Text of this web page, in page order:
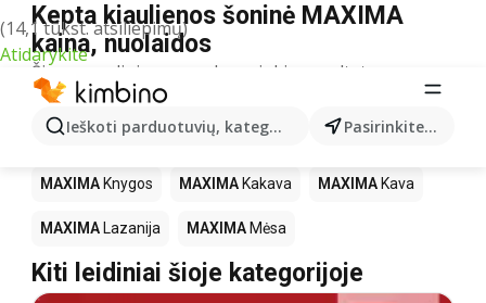
(14,1 tūkst. atsiliepimų)
Atidarykite
Ieškoti parduotuvių, kategorijų, produktų... Pasirinkite miestą
Kepta kiaulienos šoninė MAXIMA
kaina, nuolaidos
Šiuo pavadinimu neradome jokių rezultatų
Kiti produktai parduotuvėse MAXIMA
MAXIMA LEGO MAXIMA Gėrimai MAXIMA
MAXIMA Knygos MAXIMA Kakava MAXIMA Kava
MAXIMA Lazanija MAXIMA Mėsa
Kiti leidiniai šioje kategorijoje